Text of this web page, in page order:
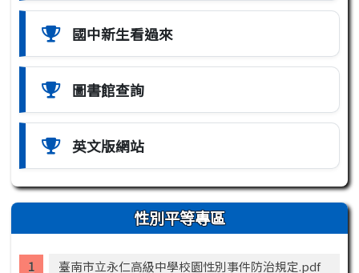
國中新生看過來
圖書館查詢
英文版網站
性別平等專區
臺南市立永仁高級中學校園性別事件防治規定.pdf